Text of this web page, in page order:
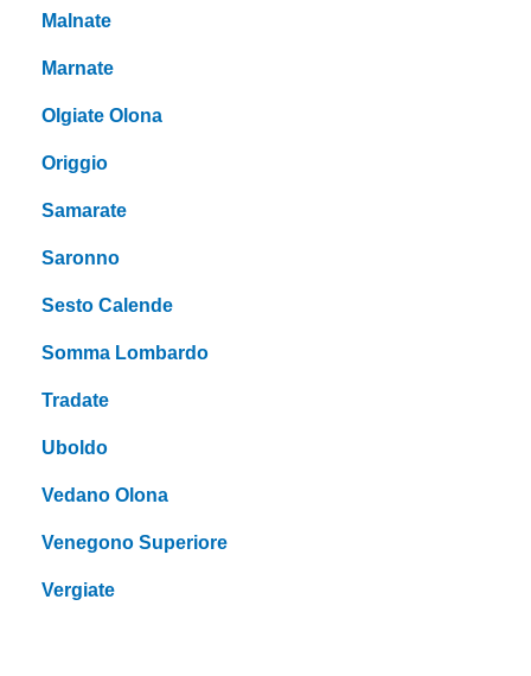
Malnate
Marnate
Olgiate Olona
Origgio
Samarate
Saronno
Sesto Calende
Somma Lombardo
Tradate
Uboldo
Vedano Olona
Venegono Superiore
Vergiate